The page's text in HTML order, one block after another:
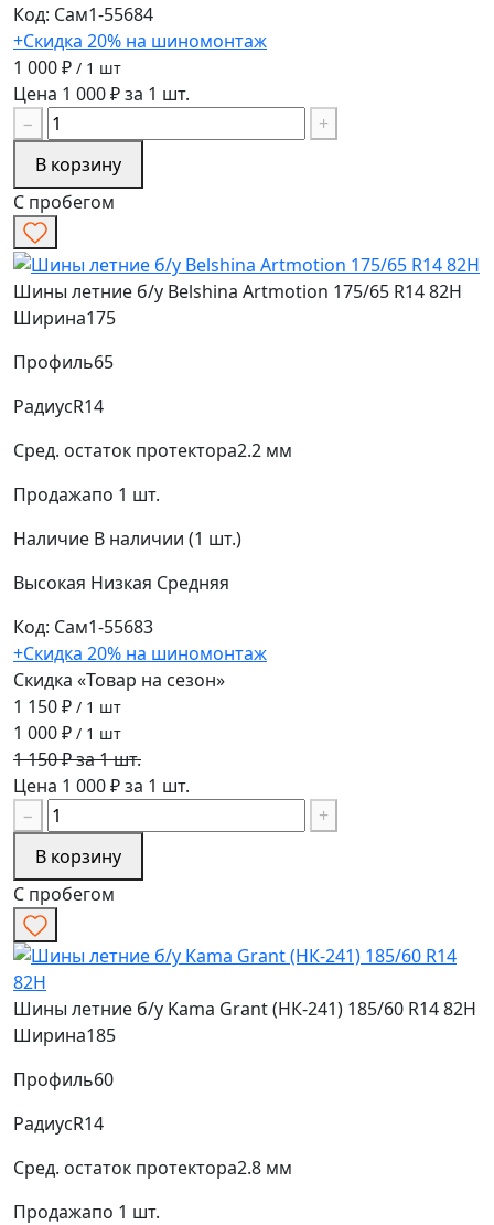
Код: Сам1-55684
+Скидка 20% на шиномонтаж
1 000 ₽ / 1 шт
Цена 1 000 ₽ за 1 шт.
−
+
В корзину
С пробегом
Шины летние б/у Belshina Artmotion 175/65 R14 82H
Ширина175
Профиль65
РадиусR14
Сред. остаток протектора2.2 мм
Продажапо 1 шт.
Наличие В наличии (1 шт.)
Высокая Низкая Средняя
Код: Сам1-55683
+Скидка 20% на шиномонтаж
Скидка «Товар на сезон»
1 150 ₽ / 1 шт
1 000 ₽ / 1 шт
1 150 ₽ за 1 шт.
Цена 1 000 ₽ за 1 шт.
−
+
В корзину
С пробегом
Шины летние б/у Kama Grant (НК-241) 185/60 R14 82H
Ширина185
Профиль60
РадиусR14
Сред. остаток протектора2.8 мм
Продажапо 1 шт.